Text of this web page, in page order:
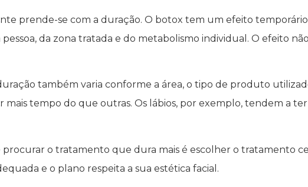
prende-se com a duração. O botox tem um efeito temporário
pessoa, da zona tratada e do metabolismo individual. O efeito
também varia conforme a área, o tipo de produto
tempo do que outras. Os lábios, por exemplo, tendem a
o tratamento que dura mais é escolher o tratamento
e o plano respeita a sua estética facial.